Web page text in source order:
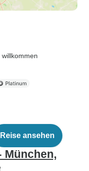
Reise ansehen
München,